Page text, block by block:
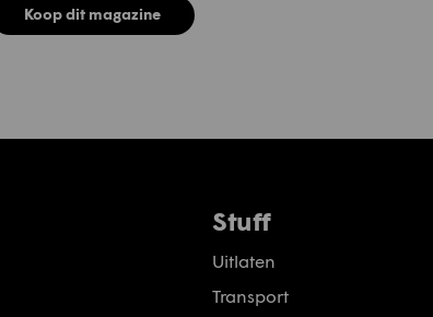
Koop dit magazine
Stuff
Uitlaten
Transport